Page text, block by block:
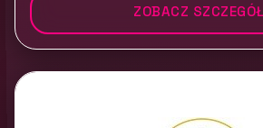
ZOBACZ